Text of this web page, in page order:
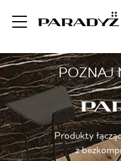
Produkty
z
POZNAJ